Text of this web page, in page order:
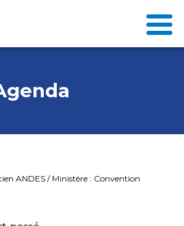
ANDES / Ministère : Convention